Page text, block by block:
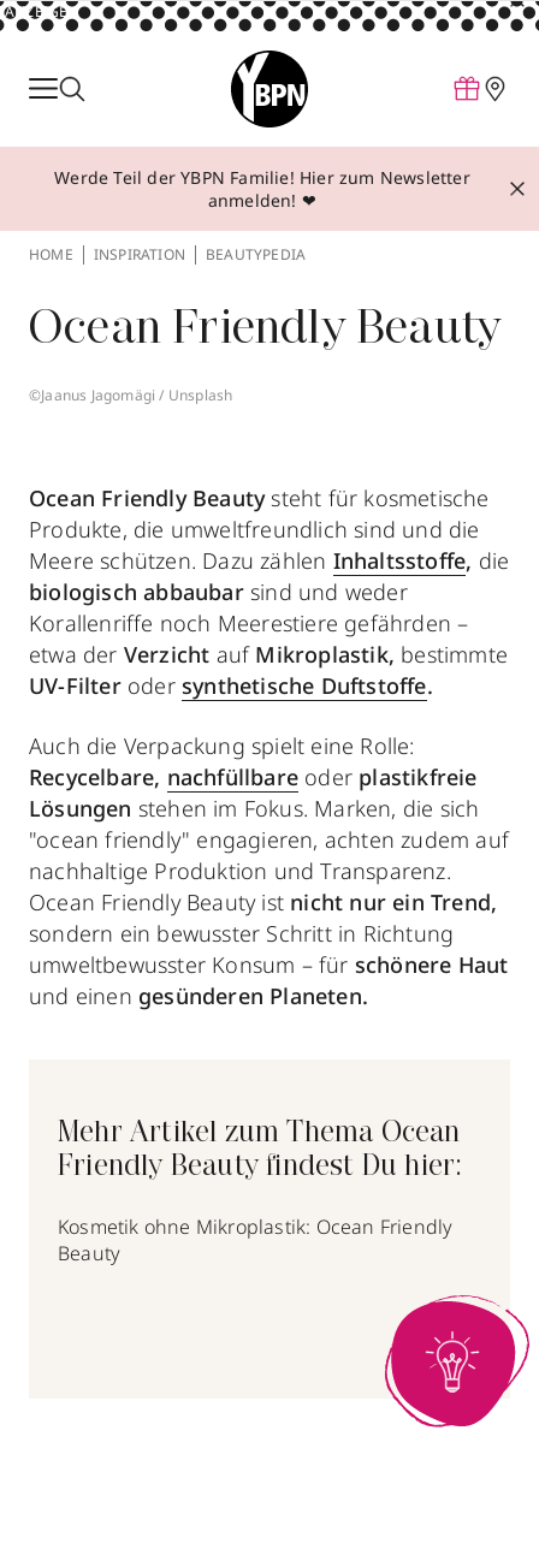
ANZEIGE
Parfum
Make-up
Behandlungen
Über YBPN
Aktionen
Werde Teil der YBPN Familie! Hier zum Newsletter
anmelden! ❤
HOME INSPIRATION BEAUTYPEDIA
Ocean Friendly Beauty
©Jaanus Jagomägi / Unsplash
Ocean Friendly Beautysteht für kosmetische
Produkte, die umweltfreundlich sind und die
Meere schützen. Dazu zählen Inhaltsstoffe, die
biologisch abbaubar sind und weder
Korallenriffe noch Meerestiere gefährden –
etwa der Verzicht auf Mikroplastik, bestimmte
UV-Filteroder synthetische Duftstoffe.
Auch die Verpackung spielt eine Rolle:
Recycelbare, nachfüllbare oder plastikfreie
Lösungen stehen im Fokus. Marken, die sich
"ocean friendly" engagieren, achten zudem auf
nachhaltige Produktion und Transparenz.
Ocean Friendly Beauty ist nicht nur ein Trend,
sondern ein bewusster Schritt in Richtung
umweltbewusster Konsum – für schönere Haut
und einen gesünderen Planeten.
Mehr Artikel zum Thema Ocean
Friendly Beauty findest Du hier:
Kosmetik ohne Mikroplastik: Ocean Friendly
Beauty